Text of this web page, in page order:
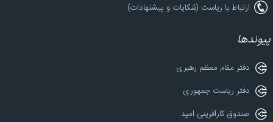
ارتباط با ریاست (شکایات و پیشنهادات)
پیوندها
دفتر مقام معظم رهبری
دفتر ریاست جمهوری
صندوق کارآفرینی امید